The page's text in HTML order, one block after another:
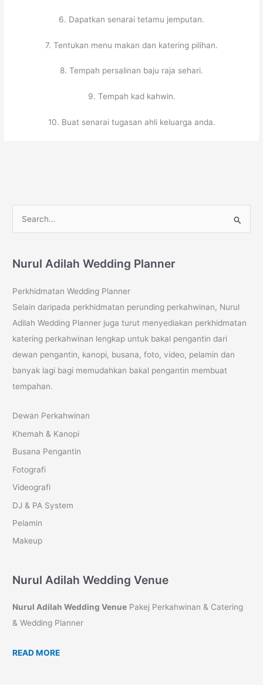
6. Dapatkan senarai tetamu jemputan.
7. Tentukan menu makan dan katering pilihan.
8. Tempah persalinan baju raja sehari.
9. Tempah kad kahwin.
10. Buat senarai tugasan ahli keluarga anda.
rNurul Adilah Wedding Planner
Perkhidmatan Wedding Planner
Selain daripada perkhidmatan perunding perkahwinan, Nurul
Adilah Wedding Planner juga turut menyediakan perkhidmatan
katering perkahwinan lengkap untuk bakal pengantin dari
dewan pengantin, kanopi, busana, foto, video, pelamin dan
banyak lagi bagi memudahkan bakal pengantin membuat
tempahan.
Dewan Perkahwinan
Khemah & Kanopi
Busana Pengantin
Fotografi
Videografi
DJ & PA System
Pelamin
Makeup
Nurul Adilah Wedding Venue
Nurul Adilah Wedding Venue Pakej Perkahwinan & Catering
& Wedding Planner
READ MORE